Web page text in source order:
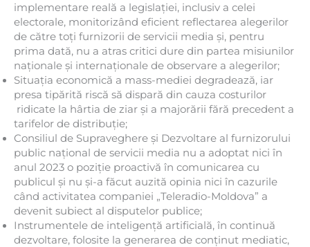
implementare reală a legislației, inclusiv a celei
electorale, monitorizând eficient reflectarea alegerilor
de către toți furnizorii de servicii media și, pentru
prima dată, nu a atras critici dure din partea misiunilor
naționale și internaționale de observare a alegerilor;
Situația economică a mass-mediei degradează, iar
presa tipărită riscă să dispară din cauza costurilor
ridicate la hârtia de ziar și a majorării fără precedent a
tarifelor de distribuție;
Consiliul de Supraveghere și Dezvoltare al furnizorului
public național de servicii media nu a adoptat nici în
anul 2023 o poziție proactivă în comunicarea cu
publicul și nu și-a făcut auzită opinia nici în cazurile
când activitatea companiei „Teleradio-Moldova” a
devenit subiect al disputelor publice;
Instrumentele de inteligență artificială, în continuă
dezvoltare, folosite la generarea de conținut mediatic,